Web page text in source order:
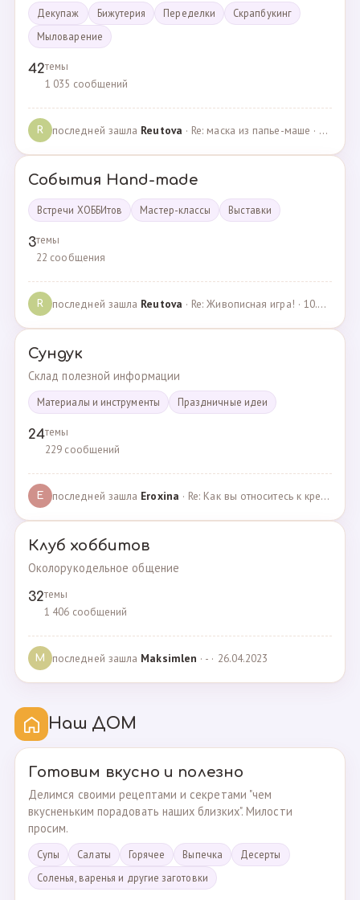
Декупаж Бижутерия Переделки
Скрапбукинг
Мыловарение
42темы
1 035 сообщений
R последней зашла Reutova · Re: маска из папье-маше · 20.12.2022
События Hand-made
Встречи ХОББИтов Мастер-классы Выставки
3темы
22 сообщения
R последней зашла Reutova · Re: Живописная игра! · 10.12.2020
Сундук
Склад полезной информации
Материалы и инструменты Праздничные идеи
24темы
229 сообщений
E последней зашла Eroxina · Re: Как вы относитесь к кредитам? · 06.04.2025
Клуб хоббитов
Околорукодельное общение
32темы
1 406 сообщений
M последней зашла Maksimlen · - · 26.04.2023
Наш ДОМ
Готовим вкусно и полезно
Делимся своими рецептами и секретами "чем
вкусненьким порадовать наших близких". Милости
просим.
Супы Cалаты Горячее Выпечка
Десерты
Соленья, варенья и другие заготовки